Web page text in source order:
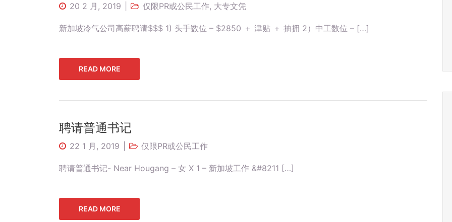
20 2 月, 2019 仅限PR或公民工作, 大专文凭
新加坡冷气公司高薪聘请$$$ 1) 头手数位 – $2850 ＋ 津贴 ＋ 抽拥 2）中工数位 – […]
READ MORE
聘请普通书记
22 1 月, 2019 仅限PR或公民工作
聘请普通书记- Near Hougang – 女 X 1 – 新加坡工作 &#8211 […]
READ MORE